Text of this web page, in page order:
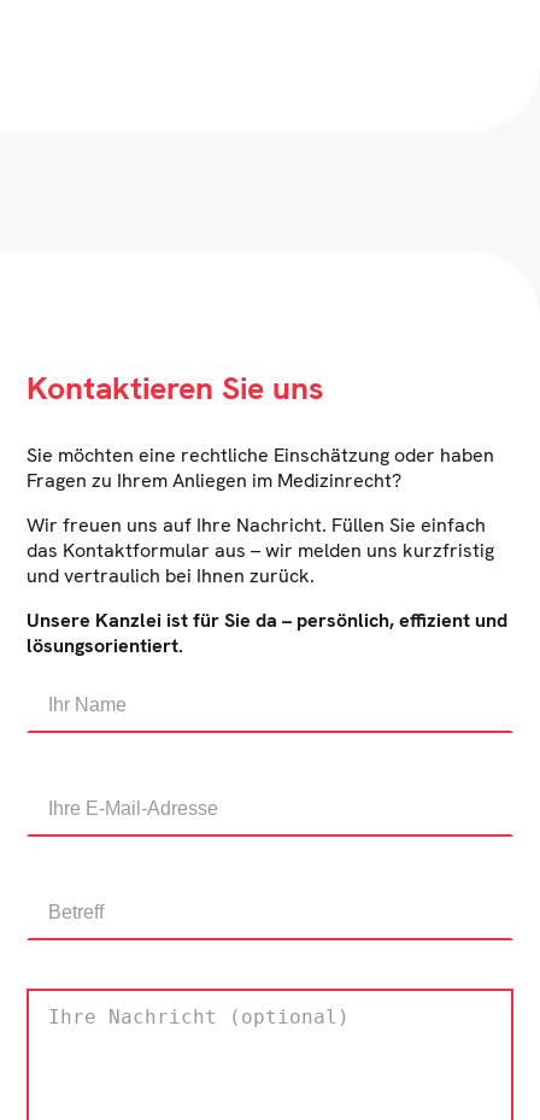
Kontaktieren Sie uns
Sie möchten eine rechtliche Einschätzung oder haben
Fragen zu Ihrem Anliegen im Medizinrecht?
Wir freuen uns auf Ihre Nachricht. Füllen Sie einfach
das Kontaktformular aus – wir melden uns kurzfristig
und vertraulich bei Ihnen zurück.
Unsere Kanzlei ist für Sie da – persönlich, effizient und
lösungsorientiert.